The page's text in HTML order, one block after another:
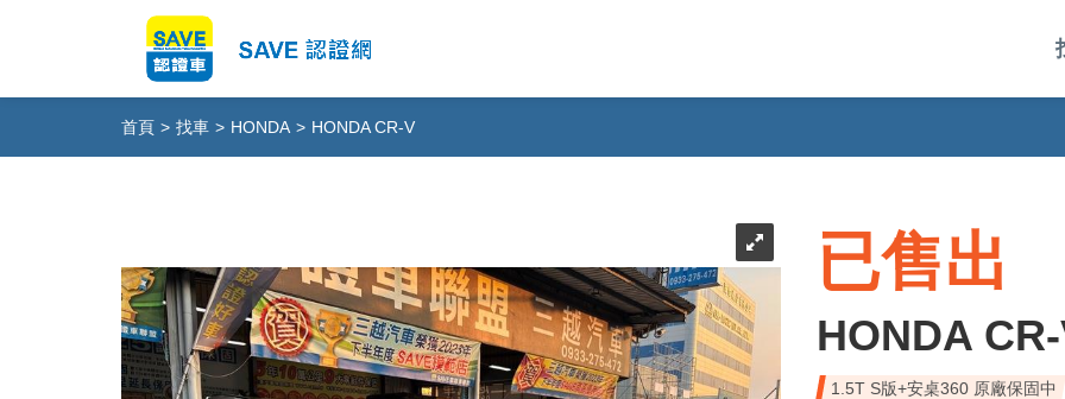
首頁 > 找車 > HONDA > HONDA CR-V
已售出
HONDA
1.5T S版+安桌360 原廠保固中